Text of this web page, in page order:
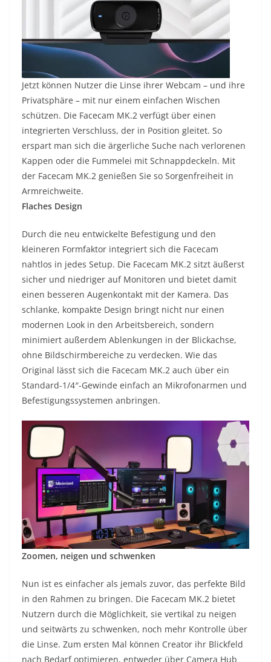
Jetzt können Nutzer die Linse ihrer Webcam – und ihre
Privatsphäre – mit nur einem einfachen Wischen
schützen. Die Facecam MK.2 verfügt über einen
integrierten Verschluss, der in Position gleitet. So
erspart man sich die ärgerliche Suche nach verlorenen
Kappen oder die Fummelei mit Schnappdeckeln. Mit
der Facecam MK.2 genießen Sie so Sorgenfreiheit in
Armreichweite.
Flaches Design
Durch die neu entwickelte Befestigung und den
kleineren Formfaktor integriert sich die Facecam
nahtlos in jedes Setup. Die Facecam MK.2 sitzt äußerst
sicher und niedriger auf Monitoren und bietet damit
einen besseren Augenkontakt mit der Kamera. Das
schlanke, kompakte Design bringt nicht nur einen
modernen Look in den Arbeitsbereich, sondern
minimiert außerdem Ablenkungen in der Blickachse,
ohne Bildschirmbereiche zu verdecken. Wie das
Original lässt sich die Facecam MK.2 auch über ein
Standard-1/4″-Gewinde einfach an Mikrofonarmen und
Befestigungssystemen anbringen.
Zoomen, neigen und schwenken
Nun ist es einfacher als jemals zuvor, das perfekte Bild
in den Rahmen zu bringen. Die Facecam MK.2 bietet
Nutzern durch die Möglichkeit, sie vertikal zu neigen
und seitwärts zu schwenken, noch mehr Kontrolle über
die Linse. Zum ersten Mal können Creator ihr Blickfeld
nach Bedarf optimieren, entweder über Camera Hub